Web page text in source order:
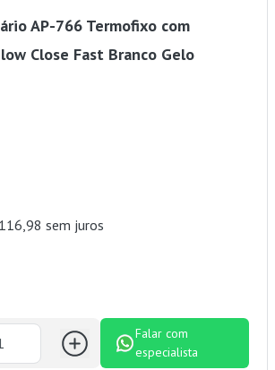
AP-766 Termofixo com
Close Fast Branco Gelo
sem juros
Falar com
especialista